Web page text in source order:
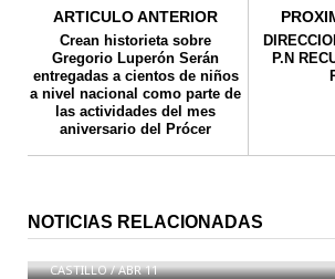
ARTICULO ANTERIOR
Crean historieta sobre
Gregorio Luperón Serán
entregadas a cientos de niños
a nivel nacional como parte de
las actividades del mes
aniversario del Prócer
P.N
NOTICIAS RELACIONADAS
MÉDICOS EXIGEN REAPERTURA DEL
PADRE BILLINI
CASTILLO/ABR 11